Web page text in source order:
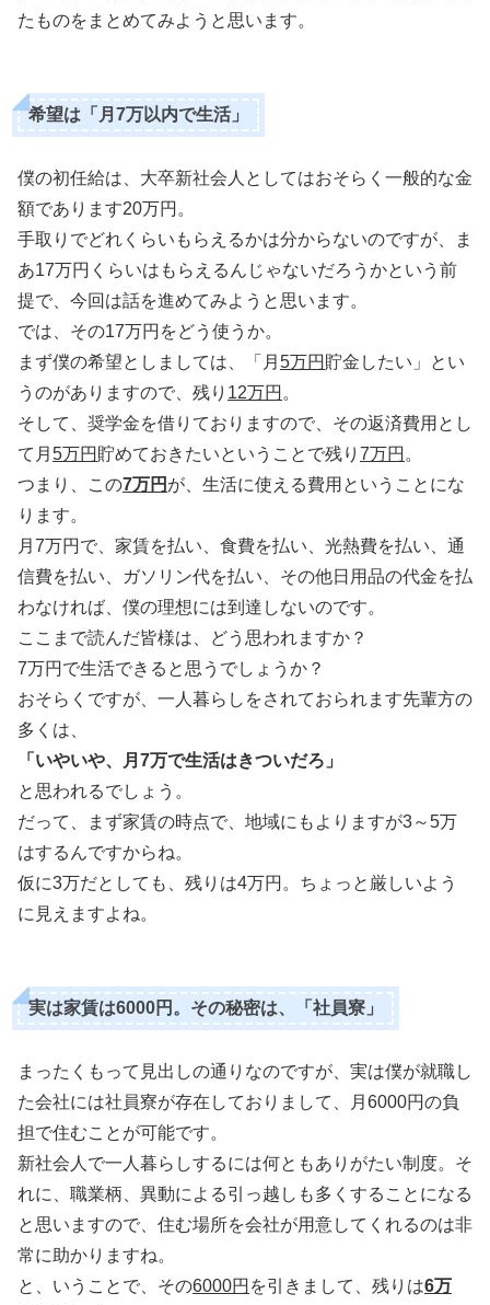
たものをまとめてみようと思います。
希望は「月7万以内で生活」
僕の初任給は、大卒新社会人としてはおそらく一般的な金
額であります20万円。
手取りでどれくらいもらえるかは分からないのですが、ま
あ17万円くらいはもらえるんじゃないだろうかという前
提で、今回は話を進めてみようと思います。
では、その17万円をどう使うか。
まず僕の希望としましては、「月 5万円 貯金したい」とい
うのがありますので、残り 12万円 。
そして、奨学金を借りておりますので、その返済費用とし
て月 5万円 貯めておきたいということで残り 7万円 。
つまり、この7万円 が、生活に使える費用ということにな
ります。
月7万円で、家賃を払い、食費を払い、光熱費を払い、通
信費を払い、ガソリン代を払い、その他日用品の代金を払
わなければ、僕の理想には到達しないのです。
ここまで読んだ皆様は、どう思われますか？
7万円で生活できると思うでしょうか？
おそらくですが、一人暮らしをされておられます先輩方の
多くは、
「いやいや、月7万で生活はきついだろ」
と思われるでしょう。
だって、まず家賃の時点で、地域にもよりますが3～5万
はするんですからね。
仮に3万だとしても、残りは4万円。ちょっと厳しいよう
に見えますよね。
実は家賃は6000円。その秘密は、「社員寮」
まったくもって見出しの通りなのですが、実は僕が就職し
た会社には社員寮が存在しておりまして、月6000円の負
担で住むことが可能です。
新社会人で一人暮らしするには何ともありがたい制度。そ
れに、職業柄、異動による引っ越しも多くすることになる
と思いますので、住む場所を会社が用意してくれるのは非
常に助かりますね。
と、いうことで、その6000円 を引きまして、残りは6万